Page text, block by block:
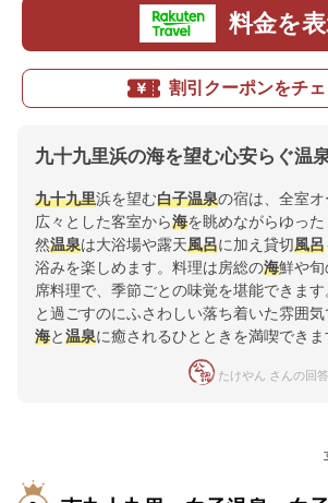
料金を
割引クーポンをチェ
九十九里浜の海を望む心安らぐ温
九十九里浜を望む白子温泉の宿は、全室
広々とした客室から海を眺めながらゆっ
然温泉は大浴場や露天風呂に加え貸切風呂
浴みを楽しめます。料理は房総の海鮮や旬
席料理で、季節ごとの味覚を堪能できます
と過ごすのにふさわしい落ち着いた雰囲
海と温泉に癒されるひとときを満喫できま
たけやん さんの回